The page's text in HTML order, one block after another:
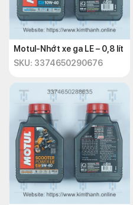
Motul-Nhớt xe ga LE – 0,8 lít
SKU: 3374650290676